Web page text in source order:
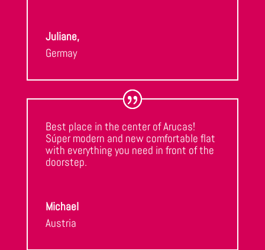
Juliane,
Germay
Best place in the center of Arucas!
Súper modern and new comfortable flat
with everything you need in front of the
doorstep.
Michael
Austria